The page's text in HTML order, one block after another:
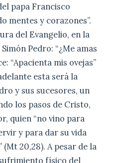
papa Francisco
mentes y corazones”.
del Evangelio, en la
Pedro: “¿Me amas
“Apacienta mis ovejas”
esta será la
y sus sucesores, un
los pasos de Cristo,
quien “no vino para
y para dar su vida
20,28). A pesar de la
físico del